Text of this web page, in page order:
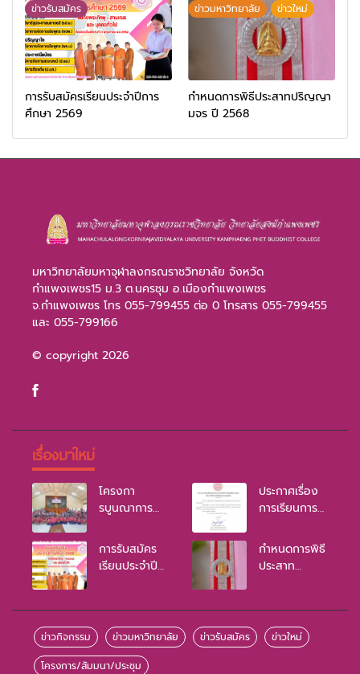
ข่าวรับสมัคร
การรับสมัครเรียนประจำปีการ
ศึกษา 2569
ข่าวมหาวิทยาลัย
ข่าวใหม่
กำหนดการพิธีประสาทปริญญา
มจร ปี 2568
มหาวิทยาลัยมหาจุฬาลงกรณราชวิทยาลัย จังหวัด
กำแพงเพชร15 ม.3 ต.นครชุม อ.เมืองกำแพงเพชร
จ.กำแพงเพชร โทร 055-799455 ต่อ 0 โทรสาร 055-799455
และ 055-799166
© copyright 2026
เรื่องมาใหม่
โครงกา
รบูนณาการ
ประจำปี 2569
ประกาศเรื่อง
การเรียนการ
ออนไลน์
การรับสมัคร
เรียนประจำปี
กำหนดการพิธี
ประสาท
ข่าวกิจกรรม ข่าวมหาวิทยาลัย ข่าวรับสมัคร
ข่าวใหม่
โครงการ/สัมมนา/ประชุม